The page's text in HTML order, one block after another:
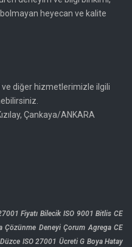
heyecan ve kalite
ve diğer hizmetlerimizle ilgili
Çankaya/ANKARA
Fiyatı Bilecik ISO 9001 Bitlis CE
Çözünme Deneyi Çorum Agrega CE
Düzce ISO 27001 Ücreti G Boya Hatay